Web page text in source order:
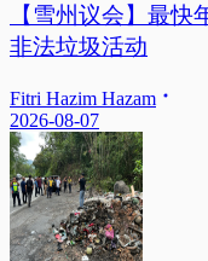
【雪州议会】最
非法垃圾活动
Fitri Hazim Hazam
2026-08-07